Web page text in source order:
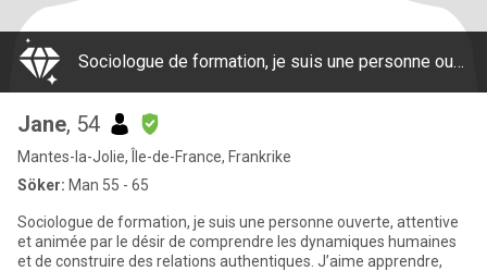
Sociologue de formation, je suis une personne ouverte, attentive et animée par le désir de comprendre les dynamiques humaines et de construire des relations authentiques. J’aime apprendre, analyser et transmettre, et je m’investis avec sérieux et bie
Jane, 54
Mantes-la-Jolie, Île-de-France, Frankrike
Söker: Man 55 - 65
Sociologue de formation, je suis une personne ouverte, attentive
et animée par le désir de comprendre les dynamiques humaines
et de construire des relations authentiques. J’aime apprendre,